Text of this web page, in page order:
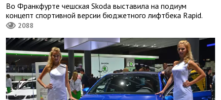
Во Франкфурте чешская Skoda выставила на подиум
концепт спортивной версии бюджетного лифтбека Rapid.
2088